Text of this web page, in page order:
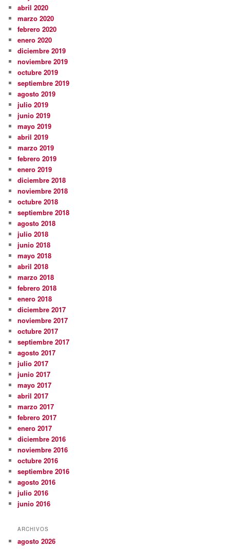
abril 2020
marzo 2020
febrero 2020
enero 2020
diciembre 2019
noviembre 2019
octubre 2019
septiembre 2019
agosto 2019
julio 2019
junio 2019
mayo 2019
abril 2019
marzo 2019
febrero 2019
enero 2019
diciembre 2018
noviembre 2018
octubre 2018
septiembre 2018
agosto 2018
julio 2018
junio 2018
mayo 2018
abril 2018
marzo 2018
febrero 2018
enero 2018
diciembre 2017
noviembre 2017
octubre 2017
septiembre 2017
agosto 2017
julio 2017
junio 2017
mayo 2017
abril 2017
marzo 2017
febrero 2017
enero 2017
diciembre 2016
noviembre 2016
octubre 2016
septiembre 2016
agosto 2016
julio 2016
junio 2016
ARCHIVOS
agosto 2026